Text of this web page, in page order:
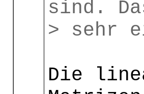
sind.
> sehr
Die